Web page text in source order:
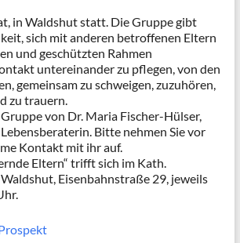
in Waldshut statt. Die Gruppe gibt
sich mit anderen betroffenen Eltern
und geschützten Rahmen
untereinander zu pflegen, von den
gemeinsam zu schweigen, zuzuhören,
zu trauern.
von Dr. Maria Fischer-Hülser,
Bitte nehmen Sie vor
Kontakt mit ihr auf.
Eltern“ trifft sich im Kath.
Eisenbahnstraße 29, jeweils